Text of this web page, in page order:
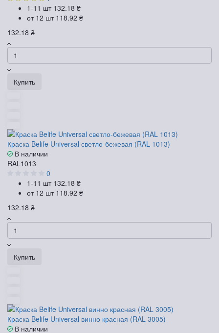
1-11 шт 132.18 ₴
от 12 шт 118.92 ₴
132.18 ₴
Купить
Краска Belife Universal светло-бежевая (RAL 1013)
В наличии
RAL1013
0
1-11 шт 132.18 ₴
от 12 шт 118.92 ₴
132.18 ₴
Купить
Краска Belife Universal винно красная (RAL 3005)
В наличии